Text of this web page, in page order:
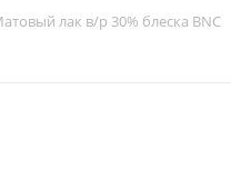
лак в/р 30% блеска BNC